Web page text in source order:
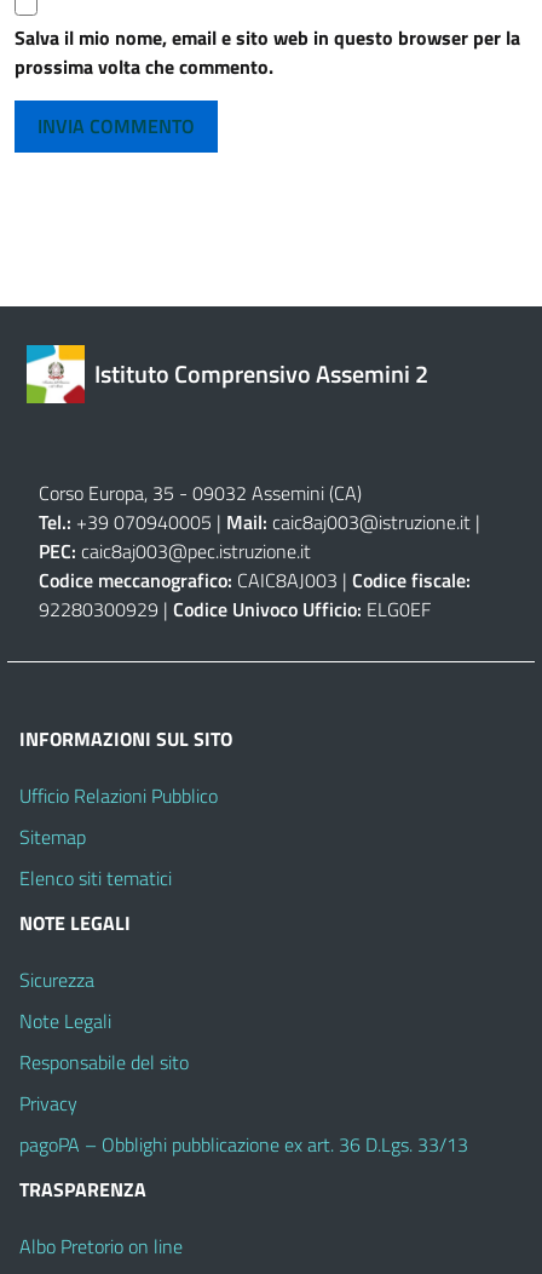
Salva il mio nome, email e sito web in questo browser per la
prossima volta che commento.
Istituto Comprensivo Assemini 2
Corso Europa, 35 - 09032 Assemini (CA)
Tel.: +39 070940005 | Mail: caic8aj003@istruzione.it |
PEC: caic8aj003@pec.istruzione.it
Codice meccanografico: CAIC8AJ003 | Codice fiscale:
92280300929 | Codice Univoco Ufficio: ELG0EF
INFORMAZIONI SUL SITO
Ufficio Relazioni Pubblico
Sitemap
Elenco siti tematici
NOTE LEGALI
Sicurezza
Note Legali
Responsabile del sito
Privacy
pagoPA – Obblighi pubblicazione ex art. 36 D.Lgs. 33/13
TRASPARENZA
Albo Pretorio on line